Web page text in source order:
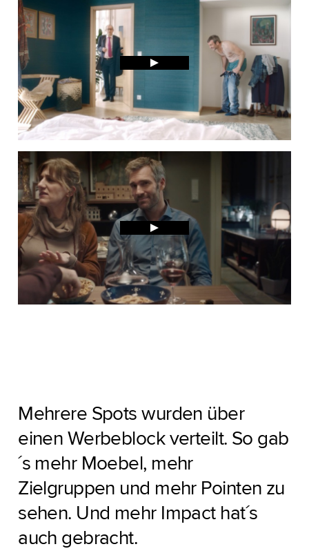
Mehrere Spots wurden über
einen Werbeblock verteilt. So gab
´s mehr Moebel, mehr
Zielgruppen und mehr Pointen zu
sehen. Und mehr Impact hat´s
auch gebracht.